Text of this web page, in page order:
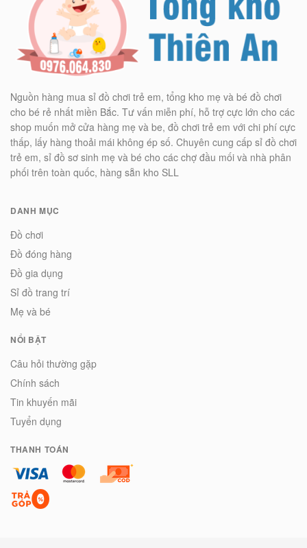
Nguồn hàng mua sỉ đồ chơi trẻ em, tổng kho mẹ và bé đồ chơi
cho bé rẻ nhất miền Bắc. Tư vấn miễn phí, hỗ trợ cực lớn cho các
shop muốn mở cửa hàng mẹ và be, đồ chơi trẻ em với chi phí cực
thấp, lấy hàng thoải mái không ép số. Chuyên cung cấp sỉ đồ chơi
trẻ em, sỉ đồ sơ sinh mẹ và bé cho các chợ đầu mối và nhà phân
phối trên toàn quốc, hàng sẵn kho SLL
DANH MỤC
Đồ chơi
Đồ đóng hàng
Đồ gia dụng
Sỉ đồ trang trí
Mẹ và bé
NỔI BẬT
Câu hỏi thường gặp
Chính sách
Tin khuyến mãi
Tuyển dụng
THANH TOÁN